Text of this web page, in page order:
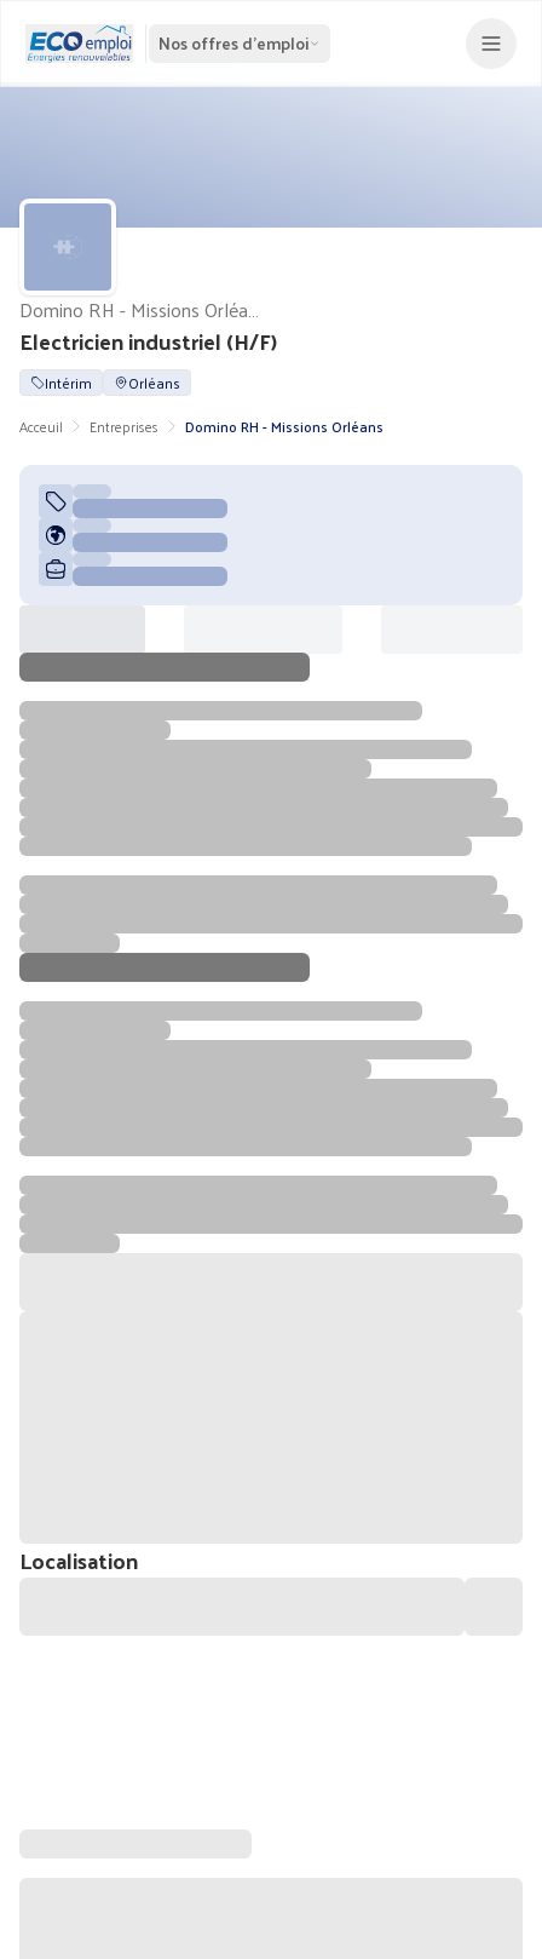
Nos offres d'emploi
Electricien industriel (H/F)
Domino RH - Missions Orléans
Intérim
Orléans
Acceuil
Entreprises Domino RH - Missions Orléans
Localisation